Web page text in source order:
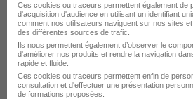
Scalian Data analyst
Scalian Data scientist
Scalian Analyste fonctionnel
Scalian Data manager
Ces cookies ou traceurs permettent également de
d'acquisition d'audience en utilisant un identifiant
comment nos utilisateurs naviguent sur nos sites
des différentes sources de trafic.
Ils nous permettent également d’observer le
d'améliorer nos produits et rendre la navigation
rapide et fluide.
Ces cookies ou traceurs permettent enfin de
consultation et d'effectuer une présentation
de formations proposées.